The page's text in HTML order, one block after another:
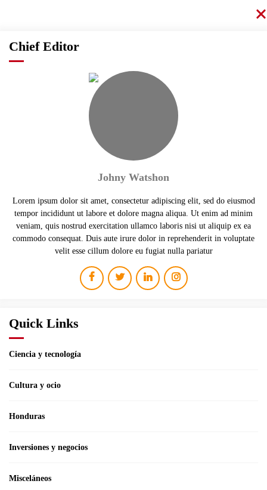
Chief Editor
Johny Watshon
Lorem ipsum dolor sit amet, consectetur adipiscing elit, sed do eiusmod
tempor incididunt ut labore et dolore magna aliqua. Ut enim ad minim
veniam, quis nostrud exercitation ullamco laboris nisi ut aliquip ex ea
commodo consequat. Duis aute irure dolor in reprehenderit in voluptate
velit esse cillum dolore eu fugiat nulla pariatur
Quick Links
Ciencia y tecnología
Cultura y ocio
Honduras
Inversiones y negocios
Misceláneos